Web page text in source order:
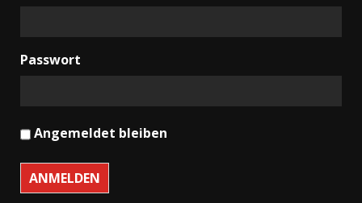
Passwort
Angemeldet bleiben
ANMELDEN